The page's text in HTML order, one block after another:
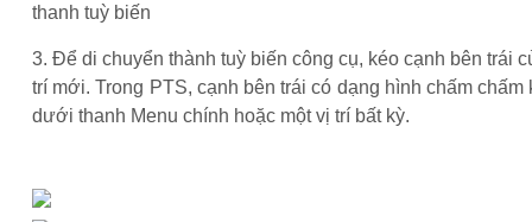
thanh tuỳ biến
3. Để di chuyển thành tuỳ biến công cụ, kéo cạnh bên trái
trí mới. Trong PTS, cạnh bên trái có dạng hình chấm chấm
dưới thanh Menu chính hoặc một vị trí bất kỳ.